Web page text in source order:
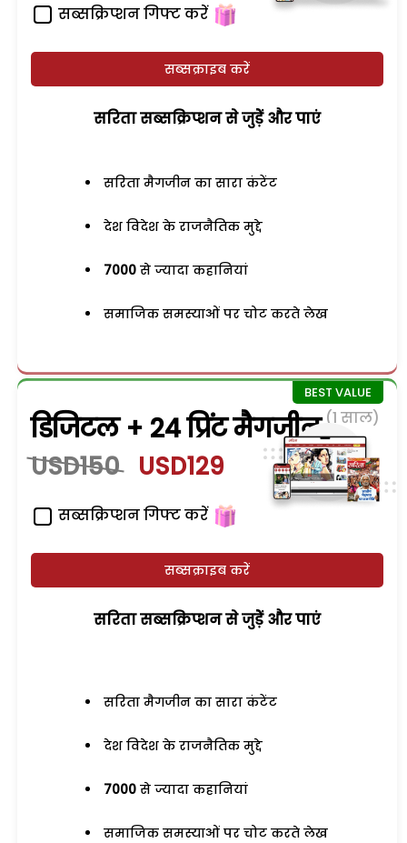
सब्सक्रिप्शन गिफ्ट करें
सब्सक्राइब करें
सरिता सब्सक्रिप्शन से जुड़ेें और पाएं
सरिता मैगजीन का सारा कंटेंट
देश विदेश के राजनैतिक मुद्दे
7000 से ज्यादा कहानियां
समाजिक समस्याओं पर चोट करते लेख
डिजिटल + 24 प्रिंट मैगजीन (1 साल)
USD150 USD129
सब्सक्रिप्शन गिफ्ट करें
सब्सक्राइब करें
सरिता सब्सक्रिप्शन से जुड़ेें और पाएं
सरिता मैगजीन का सारा कंटेंट
देश विदेश के राजनैतिक मुद्दे
7000 से ज्यादा कहानियां
समाजिक समस्याओं पर चोट करते लेख